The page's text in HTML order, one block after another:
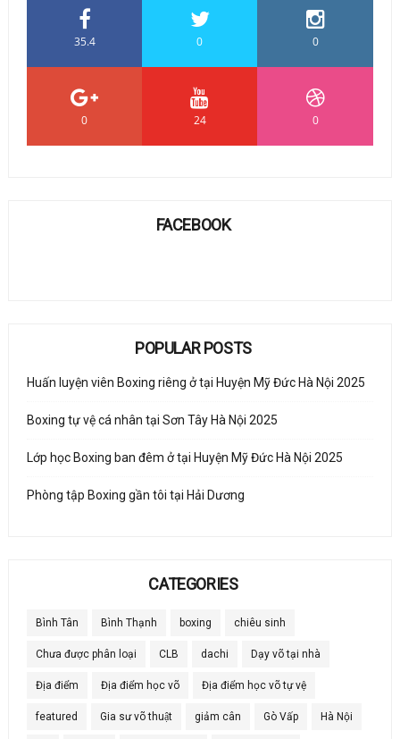
35.4 0 0
0 24 0
FACEBOOK
POPULAR POSTS
Huấn luyện viên Boxing riêng ở tại Huyện Mỹ Đức Hà Nội 2025
Boxing tự vệ cá nhân tại Sơn Tây Hà Nội 2025
Lớp học Boxing ban đêm ở tại Huyện Mỹ Đức Hà Nội 2025
Phòng tập Boxing gần tôi tại Hải Dương
CATEGORIES
Bình Tân Bình Thạnh boxing chiêu sinh
Chưa được phân loại CLB dachi Dạy võ tại nhà
Địa điểm Địa điểm học võ Địa điểm học võ tự vệ
featured Gia sư võ thuật giảm cân Gò Vấp Hà Nội